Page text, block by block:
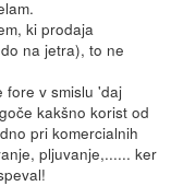
ki prodaja
na jetra), to ne
fore v smislu 'daj
kakšno korist od
pri komercialnih
pljuvanje,...... ker